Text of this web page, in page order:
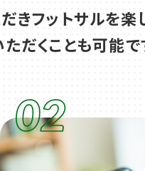
フットサルを楽
だくことも可能で
02